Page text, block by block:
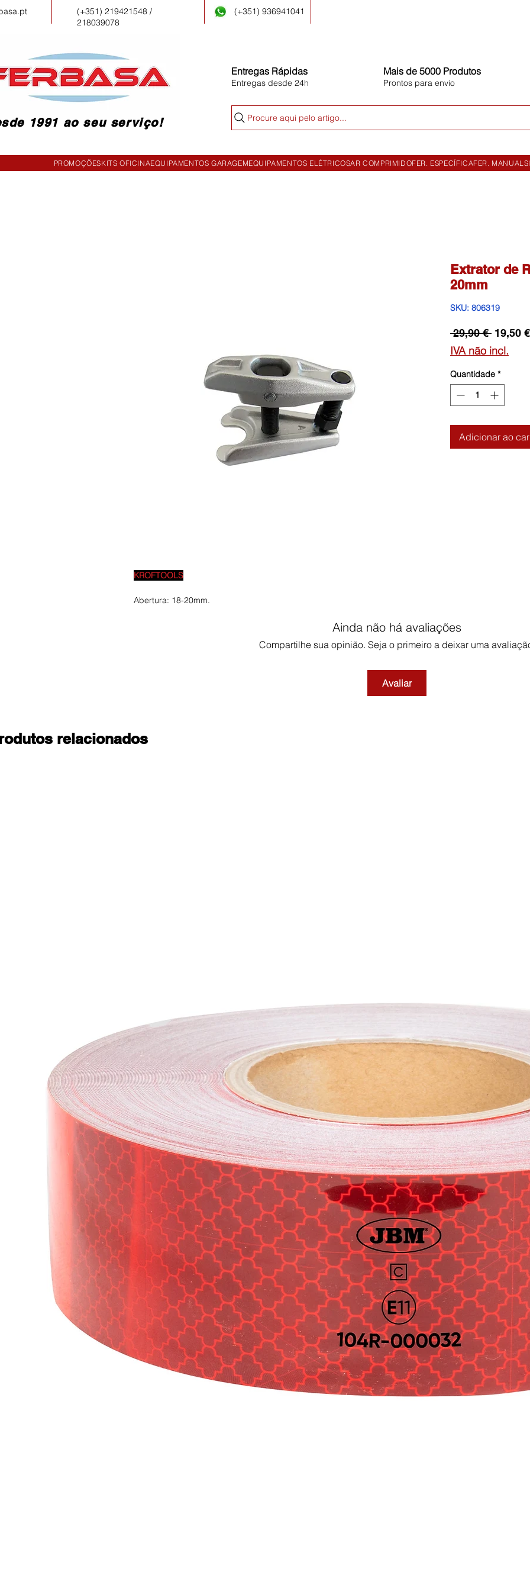
(+351) 219421548 /
218039078
(+351) 936941041
1991 ao seu serviço!
Entregas Rápidas
Entregas desde 24h
Mais de 5000 Produtos
Prontos para envio
Procure aqui pelo artigo...
PROMOÇÕESKITS OFICINAEQUIPAMENTOS GARAGEMEQUIPAMENTOS ELÉTRICOSAR COMPRIMIDOFER. ESPECÍFICAFER. MANUAL
KROFTOOLS
Abertura: 18-20mm.
Extrator de
20mm
SKU: 806319
29,90 € Preço
normal
19,50 €
IVA não incl.
Quantidade *
Adicionar ao
Ainda não há avaliações
Compartilhe sua opinião. Seja o primeiro a deixar uma
Avaliar
relacionados